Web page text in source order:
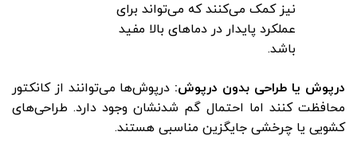
نیز کمک می‌کنند که می‌تواند برای
عملکرد پایدار در دماهای بالا مفید
باشد.
درپوش یا طراحی بدون درپوش: درپوش‌ها می‌توانند از کانکتور
محافظت کنند اما احتمال گم شدنشان وجود دارد. طراحی‌های
کشویی یا چرخشی جایگزین مناسبی هستند.